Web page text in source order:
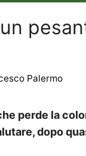
Palermo
perde la
dopo